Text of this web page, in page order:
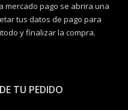
mercado pago se abrira una
tus datos de pago para
y finalizar la compra.
TU PEDIDO